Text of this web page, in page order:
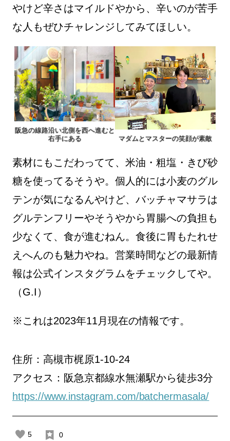
やけど辛さはマイルドやから、辛いのが苦手
な人もぜひチャレンジしてみてほしい。
阪急の線路沿い北側を西へ進むと
右手にある
マダムとマスターの笑顔が素敵
素材にもこだわってて、米油・粗塩・きび砂
糖を使ってるそうや。個人的には小麦のグル
テンが気になるんやけど、バッチャマサラは
グルテンフリーやそうやから胃腸への負担も
少なくて、食が進むねん。食後に胃もたれせ
えへんのも魅力やね。営業時間などの最新情
報は公式インスタグラムをチェックしてや。
（G.I）
※これは2023年11月現在の情報です。
住所：高槻市梶原1-10-24
アクセス：阪急京都線水無瀬駅から徒歩3分
https://www.instagram.com/batchermasala/
5 0